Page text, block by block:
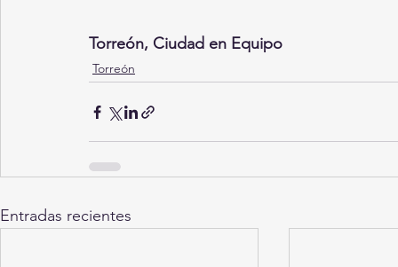
Torreón, Ciudad en Equipo
Torreón
Entradas recientes